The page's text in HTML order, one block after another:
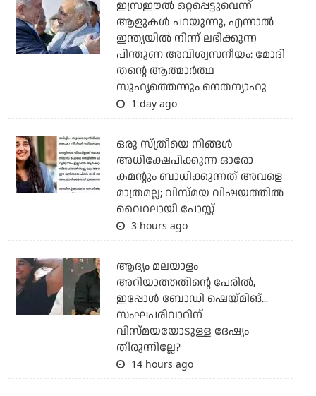
ഇസ്രഈല്‍ ഒറ്റപ്പെട്ടുവെന്ന്
ആളുകള്‍ പറയുന്നു, എന്നാല്‍
ഇന്ത്യയില്‍ നിന്ന് ലഭിക്കുന്ന
പിന്തുണ അവിശ്വസനീയം: മോദി
തന്റെ ആത്മാര്‍ത്ഥ
സുഹൃത്തെന്നും നെതന്യാഹു
1 day ago
ഒരു സ്ത്രീയെ നിങ്ങള്‍
അധിക്ഷേപിക്കുന്ന ഓരോ
കമന്റും ബാധിക്കുന്നത് അവളെ
മാത്രമല്ല; വിസ്മയ വിഷയത്തില്‍
വൈറലായി പോസ്റ്റ്
3 hours ago
ആദ്യം മലയാളം
അറിയാത്തതിന്റെ പേരില്‍,
ഇപ്പോള്‍ ബോഡി ഷെയ്മിങ്...
സംഘപരിവാറിന്
വിസ്മയയോടുള്ള ദേഷ്യം
തീരുന്നില്ലേ?
14 hours ago